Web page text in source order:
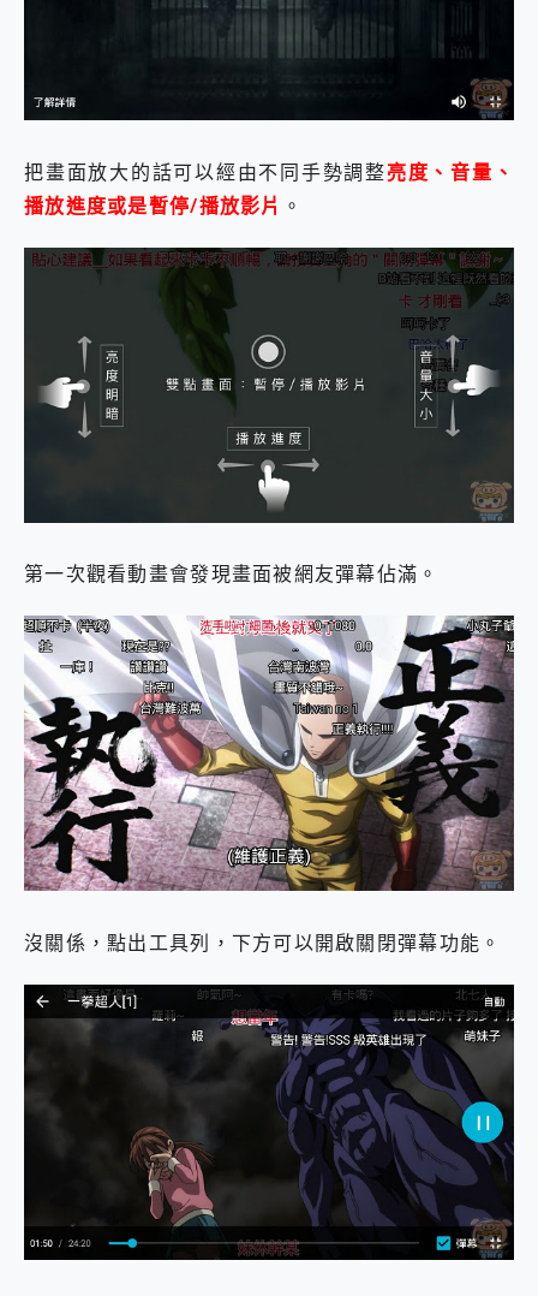
把畫面放大的話可以經由不同手勢調整亮度、音量、
播放進度或是暫停/播放影片 。
第一次觀看動畫會發現畫面被網友彈幕佔滿。
沒關係，點出工具列，下方可以開啟關閉彈幕功能。